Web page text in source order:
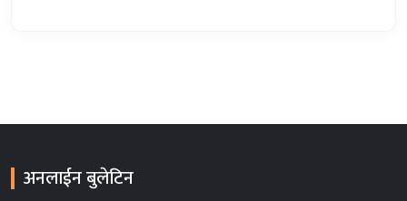
अनलाईन बुलेटिन